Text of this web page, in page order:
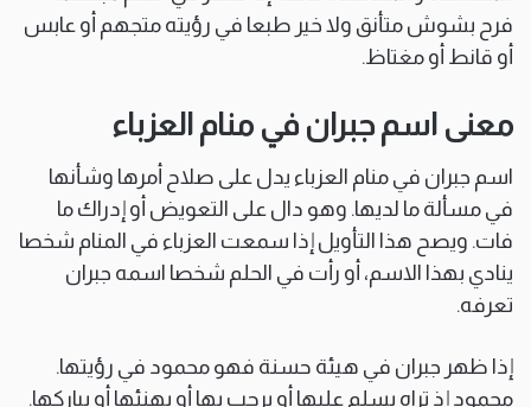
فرح بشوش متأنق ولا خير طبعا في رؤيته متجهم أو عابس
أو قانط أو مغتاظ.
معنى اسم جبران في منام العزباء
اسم جبران في منام العزباء يدل على صلاح أمرها وشأنها
في مسألة ما لديها. وهو دال على التعويض أو إدراك ما
فات. ويصح هذا التأويل إذا سمعت العزباء في المنام شخصا
ينادي بهذا الاسم، أو رأت في الحلم شخصا اسمه جبران
تعرفه.
إذا ظهر جبران في هيئة حسنة فهو محمود في رؤيتها.
محمود إذ تراه يسلم عليها أو يرحب بها أو يهنئها أو يباركها.